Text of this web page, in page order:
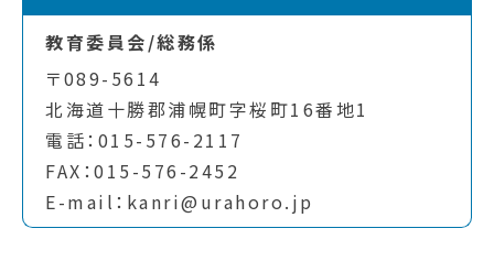
教育委員会/総務係
〒089-5614
北海道十勝郡浦幌町字桜町16番地1
電話：015-576-2117
FAX：015-576-2452
E-mail：kanri@urahoro.jp